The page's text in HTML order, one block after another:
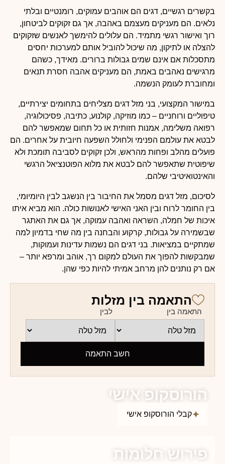
בקשרים רגשיים, דגים הם אוהבים עמוקים, רומנטיים ובלתי
נלאים. הם מעניקים מעצמם באהבה, אך גם זקוקים לביטחון,
רוך ואישור רגשי מתמיד. הם עלולים להימשך לאנשים שזקוקים
להצלה או לתיקון, מה שיכול להוביל אותם למערכות יחסים
מתסכלות אם אינם שמים גבולות ברורים. מאידך, כשהם
מרגישים נאהבים באמת, הם מעניקים אהבה חסרת תנאים
ומחוברת לעומק הנשמה.
במישור המקצועי, בני מזל דגים מצליחים בתחומים יצירתיים,
טיפוליים ורוחניים – כמו מוזיקה, קולנוע, כתיבה, פסיכולוגיה,
רפואה משלימה, אמנות חזותית או כל תחום שמאפשר להם
לבטא את עולמם הפנימי ולחולל השפעה חיובית על אחרים. הם
פועלים מהלב ופחות מהראש, ולכן זקוקים לסביבה תומכת ולא
שיפוטית שתאפשר להם לבטא את מלוא הפוטנציאל הרגשי
והאינטואיטיבי שלהם.
לסיכום, מזל דגים מסמל את החיבור בין הנשגב לבין היומיומי,
בין החומר לרוח ובין האני האישי לאנושות כולה. הוא מביא איתו
איכות של חמלה, השראה ואהבה עמוקה, אך גם את האתגר
שבשמירה על גבולות, קרקוע והבחנה בין מה שחי בדמיון למה
שמתקיים במציאות. בני דגים הם נשמות עדינות ועמוקות,
שמבקשות להפוך את העולם למקום רך, אוהב ומרפא יותר –
אם רק נותנים להן מרחב אמיתי להיות כפי שהן.
התאמה בין מזלות
התאמה בין לבין
חשב התאמה
הורוסקופ אישי
קבלי הורוסקופ אישי
פירוש חלומות